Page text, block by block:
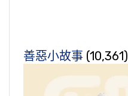
善惡小故事 (10,361)